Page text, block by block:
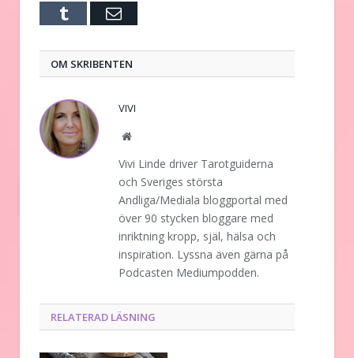
Tumblr E-
OM SKRIBENTEN
VIVI
Website
Vivi Linde driver Tarotguiderna
och Sveriges största
Andliga/Mediala bloggportal med
över 90 stycken bloggare med
inriktning kropp, själ, hälsa och
inspiration. Lyssna även gärna på
Podcasten Mediumpodden.
RELATERAD LÄSNING